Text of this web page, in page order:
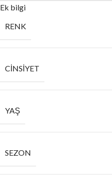
Ek bilgi
RENK
CINSIYET
YAŞ
SEZON